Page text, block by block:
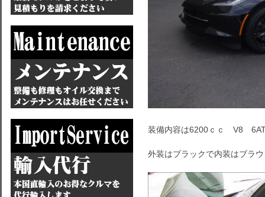
装備内容は6200ｃｃ V8 6AT
外装はブラックで内装はブラ